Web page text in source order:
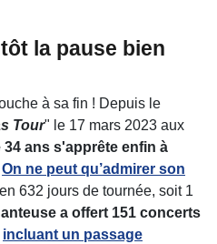
la pause bien
à sa fin ! Depuis le
Tour" le 17 mars 2023 aux
34 ans s'apprête enfin à
On ne peut qu’admirer son
632 jours de tournée, soit 1
a offert 151 concerts
incluant un passage